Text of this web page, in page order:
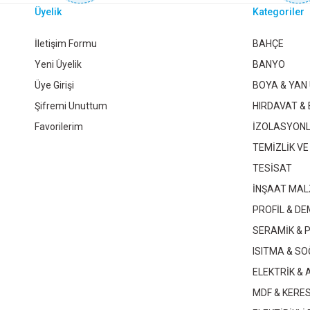
Whatsapp İletişim Whatsapp İletişim
Üyelik
İletişim Formu
Yeni Üyelik
Üye Girişi
Şifremi Unuttum
Favorilerim
Kategoriler
BAHÇE
BANYO
BOYA & YAN
HIRDAVAT &
TEMİZLİK VE
TESİSAT
İNŞAAT
PROFİL &
SERAMİK &
ISITMA &
ELEKTRİK &
MDF &